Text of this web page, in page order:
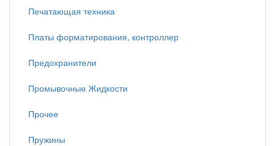
Печатающая техника
Платы форматирования, контроллер
Предохранители
Промывочные Жидкости
Прочее
Пружины